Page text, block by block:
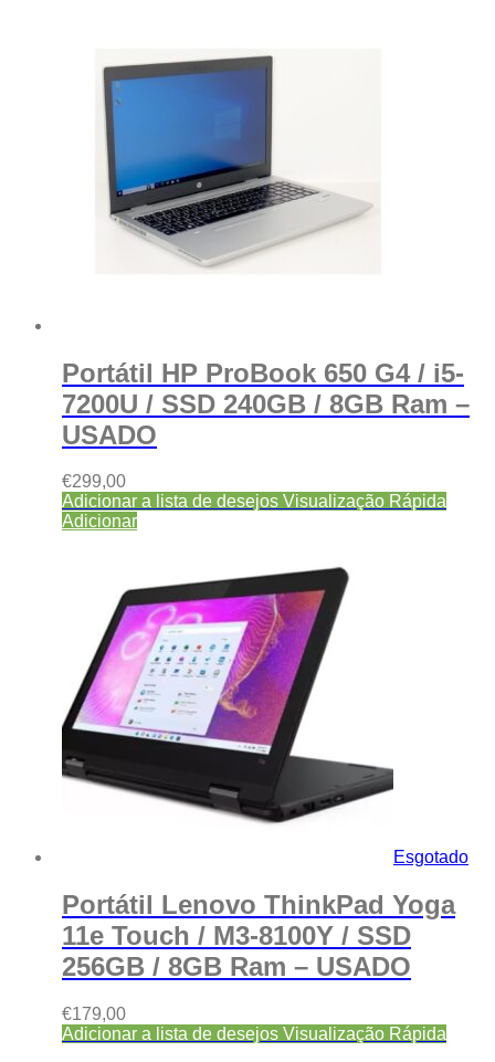
Portátil HP ProBook 650 G4 / i5-
7200U / SSD 240GB / 8GB Ram –
USADO
€299,00
Adicionar a lista de desejos Visualização Rápida
Adicionar
Esgotado
Portátil Lenovo ThinkPad Yoga
11e Touch / M3-8100Y / SSD
256GB / 8GB Ram – USADO
€179,00
Adicionar a lista de desejos Visualização Rápida